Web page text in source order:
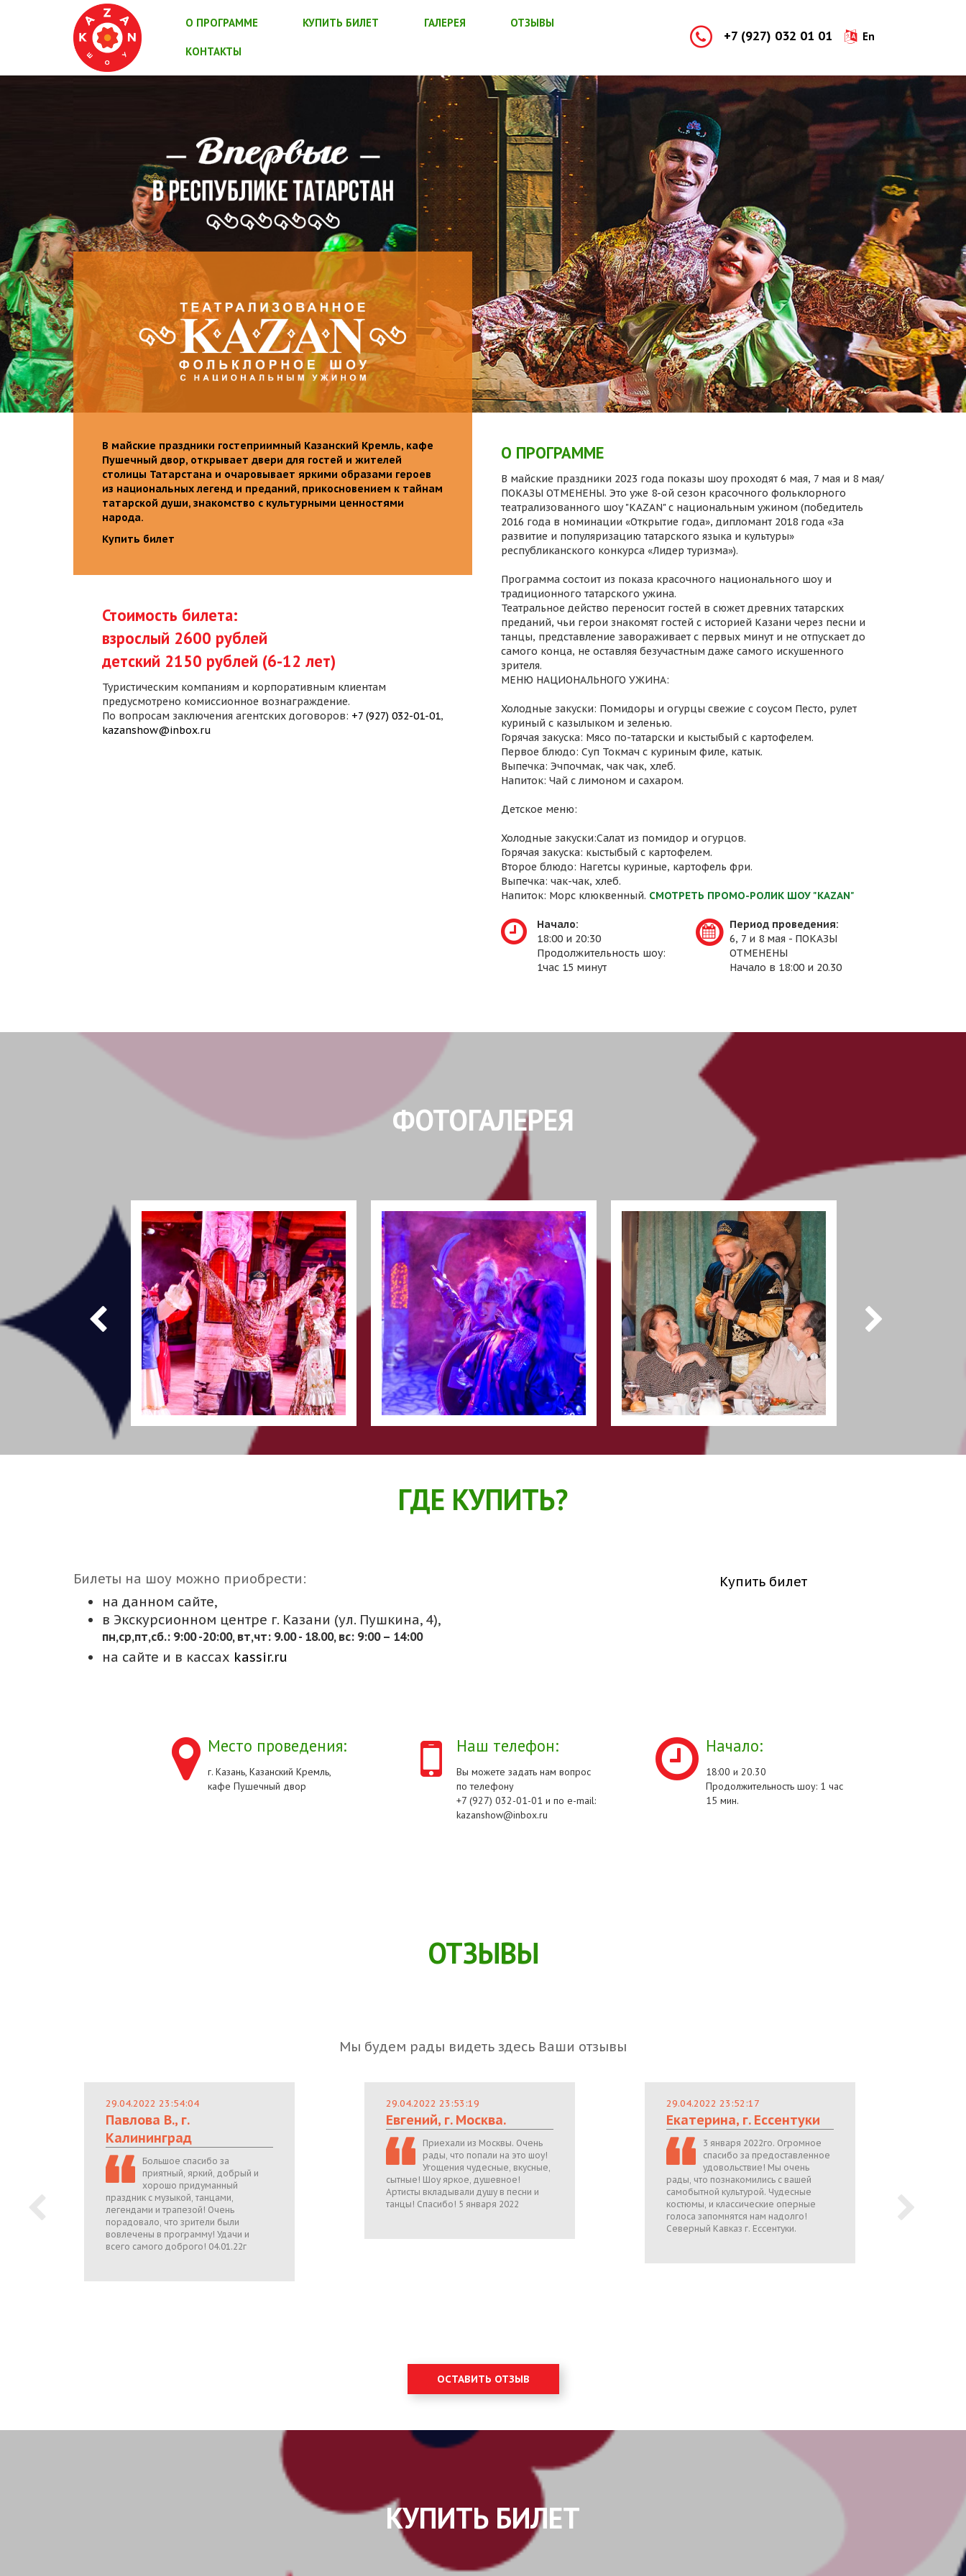
О ПРОГРАММЕ КУПИТЬ БИЛЕТ ГАЛЕРЕЯ ОТЗЫВЫ
КОНТАКТЫ
+7 (927) 032 01 01 En
В майские праздники гостеприимный Казанский Кремль, кафе
Пушечный двор, открывает двери для гостей и жителей
столицы Татарстана и очаровывает яркими образами героев
из национальных легенд и преданий, прикосновением к тайнам
татарской души, знакомство с культурными ценностями
народа.
Купить билет
Стоимость билета:
взрослый 2600 рублей
детский 2150 рублей (6-12 лет)
Туристическим компаниям и корпоративным клиентам
предусмотрено комиссионное вознаграждение.
По вопросам заключения агентских договоров: +7 (927) 032-01-01,
kazanshow@inbox.ru
О ПРОГРАММЕ
В майские праздники 2023 года показы шоу проходят 6 мая, 7 мая и 8 мая/
ПОКАЗЫ ОТМЕНЕНЫ. Это уже 8-ой сезон красочного фольклорного
театрализованного шоу "KAZAN" с национальным ужином (победитель
2016 года в номинации «Открытие года», дипломант 2018 года «За
развитие и популяризацию татарского языка и культуры»
республиканского конкурса «Лидер туризма»).
Программа состоит из показа красочного национального шоу и
традиционного татарского ужина.
Театральное действо переносит гостей в сюжет древних татарских
преданий, чьи герои знакомят гостей с историей Казани через песни и
танцы, представление завораживает с первых минут и не отпускает до
самого конца, не оставляя безучастным даже самого искушенного
зрителя.
МЕНЮ НАЦИОНАЛЬНОГО УЖИНА:
Холодные закуски: Помидоры и огурцы свежие с соусом Песто, рулет
куриный с казылыком и зеленью.
Горячая закуска: Мясо по-татарски и кыстыбый с картофелем.
Первое блюдо: Суп Токмач с куриным филе, катык.
Выпечка: Эчпочмак, чак чак, хлеб.
Напиток: Чай с лимоном и сахаром.
Детское меню:
Холодные закуски:Салат из помидор и огурцов.
Горячая закуска: кыстыбый с картофелем.
Второе блюдо: Нагетсы куриные, картофель фри.
Выпечка: чак-чак, хлеб.
Напиток: Морс клюквенный. СМОТРЕТЬ ПРОМО-РОЛИК ШОУ "KAZAN"
Начало:
18:00 и 20:30
Продолжительность шоу:
1час 15 минут
Период проведения:
6, 7 и 8 мая - ПОКАЗЫ
ОТМЕНЕНЫ
Начало в 18:00 и 20.30
ФОТОГАЛЕРЕЯ
ГДЕ КУПИТЬ?
Билеты на шоу можно приобрести:
на данном сайте,
в Экскурсионном центре г. Казани (ул. Пушкина, 4),
пн,cр,пт,сб.: 9:00 -20:00, вт,чт: 9.00 - 18.00, вс: 9:00 – 14:00
на сайте и в кассах kassir.ru
Купить билет
Место проведения:
г. Казань, Казанский Кремль,
кафе Пушечный двор
Наш телефон:
Вы можете задать нам вопрос
по телефону
+7 (927) 032-01-01 и по e-mail:
kazanshow@inbox.ru
Начало:
18:00 и 20.30
Продолжительность шоу: 1 час
15 мин.
ОТЗЫВЫ
Мы будем рады видеть здесь Ваши отзывы
29.04.2022 23:54:04
Павлова В., г.
Калининград
Большое спасибо за
приятный, яркий, добрый и
хорошо придуманный
праздник с музыкой, танцами,
легендами и трапезой! Очень
порадовало, что зрители были
вовлечены в программу! Удачи и
всего самого доброго! 04.01.22г
29.04.2022 23:53:19
Евгений, г. Москва.
Приехали из Москвы. Очень
рады, что попали на это шоу!
Угощения чудесные, вкусные,
сытные! Шоу яркое, душевное!
Артисты вкладывали душу в песни и
танцы! Спасибо! 5 января 2022
29.04.2022 23:52:17
Екатерина, г. Ессентуки
3 января 2022го. Огромное
спасибо за предоставленное
удовольствие! Мы очень
рады, что познакомились с вашей
самобытной культурой. Чудесные
костюмы, и классические оперные
голоса запомнятся нам надолго!
Северный Кавказ г. Ессентуки.
ОСТАВИТЬ ОТЗЫВ
КУПИТЬ БИЛЕТ